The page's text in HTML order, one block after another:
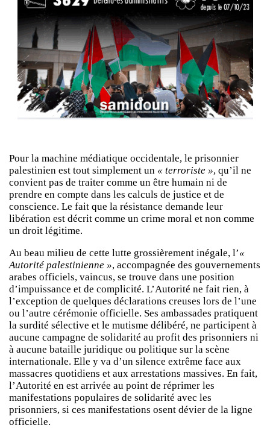
Pour la machine médiatique occidentale, le prisonnier
palestinien est tout simplement un « terroriste », qu’il ne
convient pas de traiter comme un être humain ni de
prendre en compte dans les calculs de justice et de
conscience. Le fait que la résistance demande leur
libération est décrit comme un crime moral et non comme
un droit légitime.
Au beau milieu de cette lutte grossièrement inégale, l’«
Autorité palestinienne », accompagnée des gouvernements
arabes officiels, vaincus, se trouve dans une position
d’impuissance et de complicité. L’Autorité ne fait rien, à
l’exception de quelques déclarations creuses lors de l’une
ou l’autre cérémonie officielle. Ses ambassades pratiquent
la surdité sélective et le mutisme délibéré, ne participent à
aucune campagne de solidarité au profit des prisonniers ni
à aucune bataille juridique ou politique sur la scène
internationale. Elle y va d’un silence extrême face aux
massacres quotidiens et aux arrestations massives. En fait,
l’Autorité en est arrivée au point de réprimer les
manifestations populaires de solidarité avec les
prisonniers, si ces manifestations osent dévier de la ligne
officielle.